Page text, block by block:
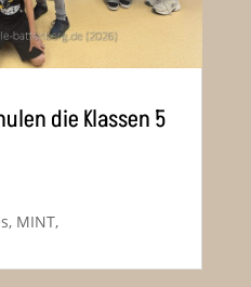
die Klassen 5
, MINT,